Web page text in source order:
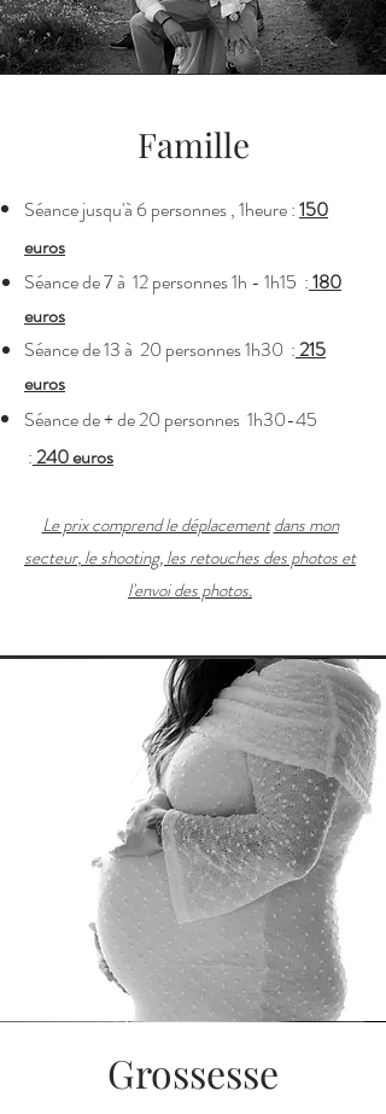
Famille
Séance jusqu'à 6 personnes , 1heure :150
euros
Séance de 7 à 12 personnes 1h - 1h15 :180
euros
Séance de 13 à 20 personnes 1h30 :215
euros
Séance de + de 20 personnes 1h30-45
:240 euros
Le prix comprend le déplacement dans mon
secteur,le shooting, les retouches des photos et
l'envoides photos.
Grossesse